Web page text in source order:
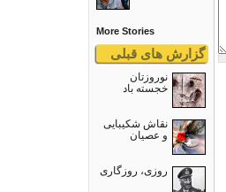
More Stories
گزارش های قبلی
نوروزتان
خجسته باد
نقاش شکیبایی
و عصيان
روزی، روزگاری